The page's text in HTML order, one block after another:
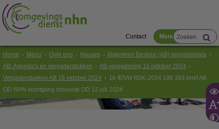
Contact Menu
Home Menu Over ons Nieuws
Algemeen Bestuur (AB) vergaderdata
AB: Agenda's en vergaderstukken
AB-vergadering 16 oktober 2024
Vergaderstukken AB 16 oktober 2024
1b IENW BSK-2024 198 383 brief AB
OD NHN voortgang robuuste OD 12 juli 2024